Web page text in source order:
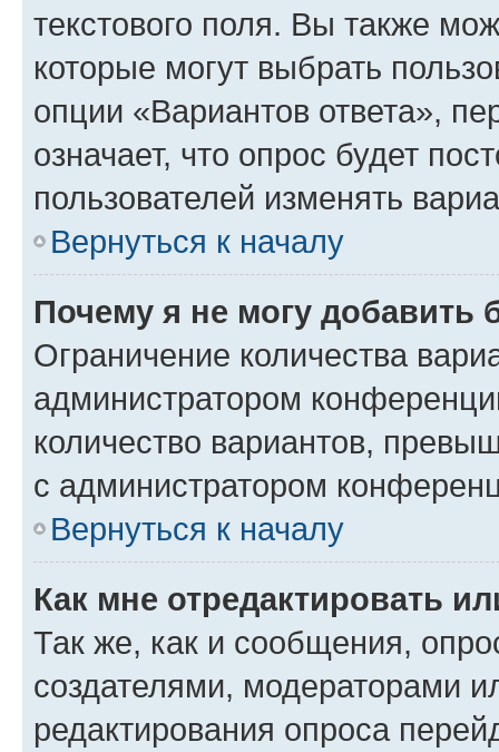
текстового поля. Вы также
которые могут выбрать
опции «Вариантов ответа»,
означает, что опрос будет
пользователей изменять
Вернуться к началу
Почему я не могу добавить
Ограничение количества
администратором
количество вариантов,
с администратором
Вернуться к началу
Как мне отредактировать
Так же, как и сообщения,
создателями, модераторами
редактирования опроса